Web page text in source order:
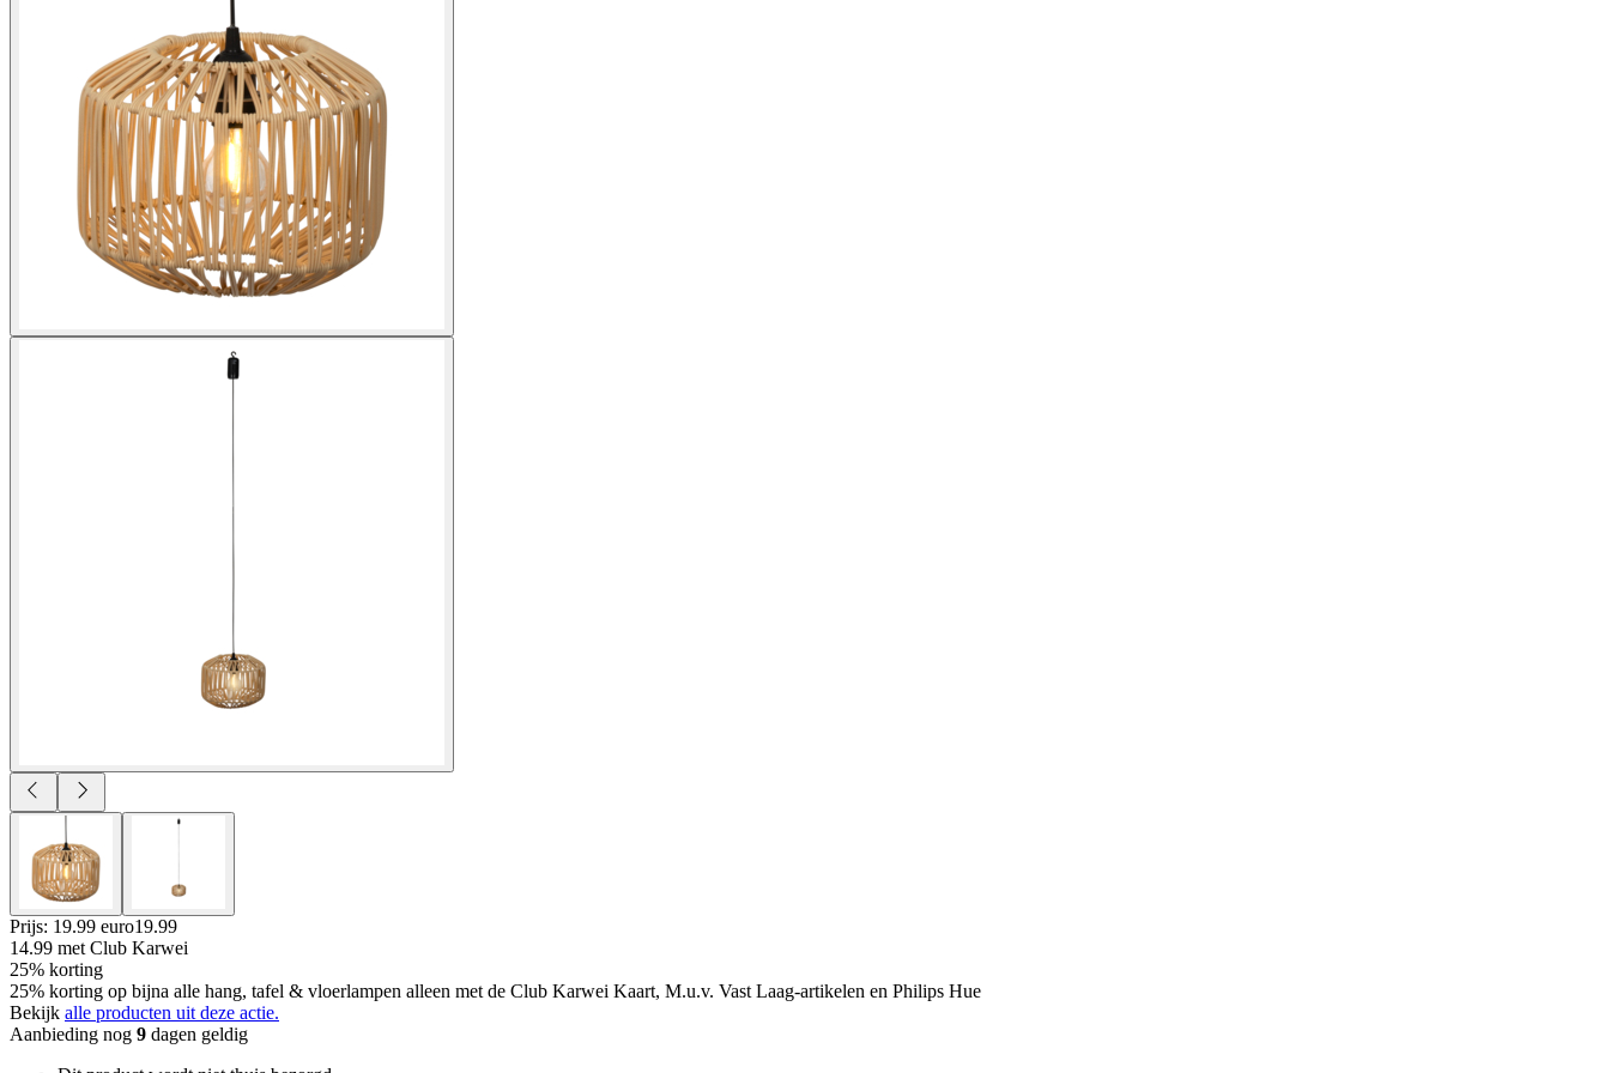
Prijs: 19.99 euro19.99
14.99 met Club Karwei
25% korting
25% korting op bijna alle hang, tafel & vloerlampen alleen met de Club Karwei Kaart, M.u.v. Vast Laag-artikelen en Philips Hue
Bekijk alle producten uit deze actie.
Aanbieding nog 9 dagen geldig